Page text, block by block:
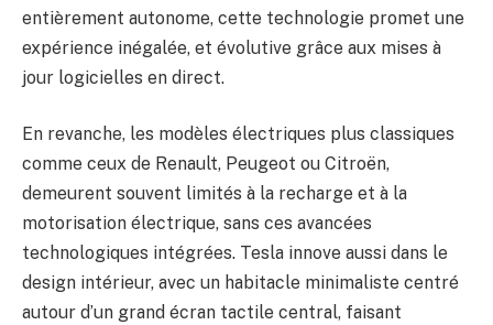
entièrement autonome, cette technologie promet une
expérience inégalée, et évolutive grâce aux mises à
jour logicielles en direct.
En revanche, les modèles électriques plus classiques
comme ceux de Renault, Peugeot ou Citroën,
demeurent souvent limités à la recharge et à la
motorisation électrique, sans ces avancées
technologiques intégrées. Tesla innove aussi dans le
design intérieur, avec un habitacle minimaliste centré
autour d’un grand écran tactile central, faisant